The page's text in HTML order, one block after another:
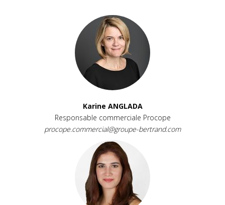
Karine ANGLADA
Responsable commerciale Procope
procope.commercial@groupe-bertrand.com